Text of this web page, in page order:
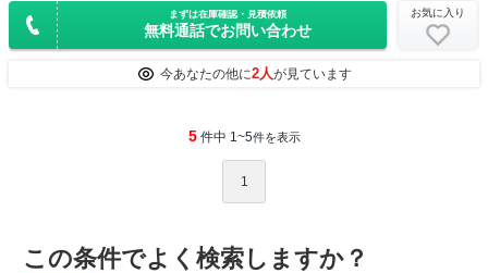
まずは在庫確認・見積依頼
無料通話でお問い合わせ
お気に入り
今あなたの他に2人が見ています
5 件中 1~5件を表示
1
この条件でよく検索しますか？